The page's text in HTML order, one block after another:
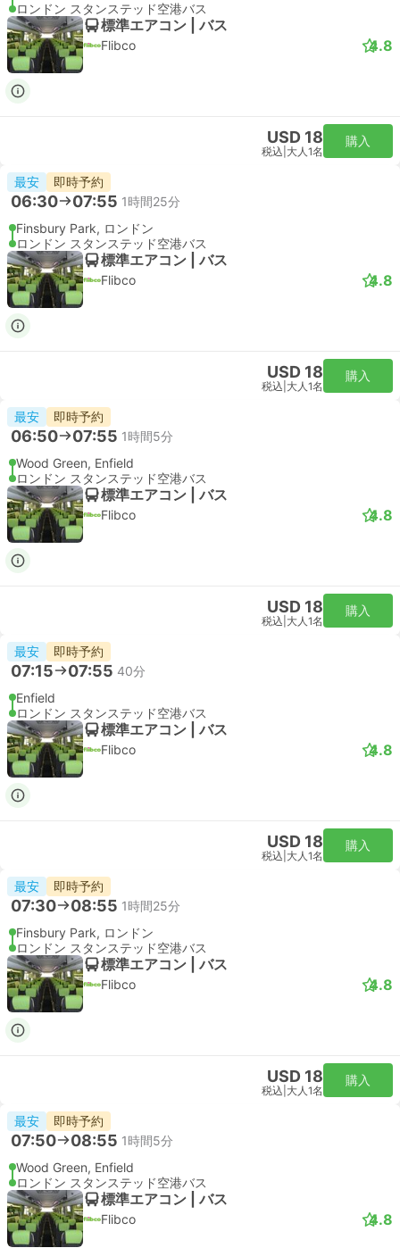
London Stansted Airport
スタンダード | 列車
Stansted Express
USD 32
税込 大人1名
購入
最速 即時予約
11:21 12:07 46分
リバプールストリート駅, ロンドン
London Stansted Airport
スタンダード | 列車
Stansted Express
USD 32
税込 大人1名
購入
最速 即時予約
11:51 12:37 46分
リバプールストリート駅, ロンドン
London Stansted Airport
スタンダード | 列車
Stansted Express
USD 32
税込 大人1名
購入
最速 即時予約
12:21 13:07 46分
リバプールストリート駅, ロンドン
London Stansted Airport
スタンダード | 列車
Stansted Express
USD 32
税込 大人1名
購入
最速 即時予約
12:51 13:37 46分
リバプールストリート駅, ロンドン
London Stansted Airport
スタンダード | 列車
Stansted Express
USD 32
税込 大人1名
購入
最速 即時予約
13:21 14:07 46分
リバプールストリート駅, ロンドン
London Stansted Airport
スタンダード | 列車
Stansted Express